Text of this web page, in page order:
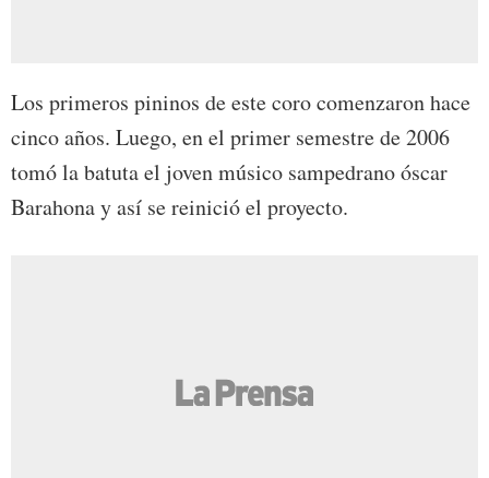
Los primeros pininos de este coro comenzaron hace
cinco años. Luego, en el primer semestre de 2006
tomó la batuta el joven músico sampedrano óscar
Barahona y así se reinició el proyecto.